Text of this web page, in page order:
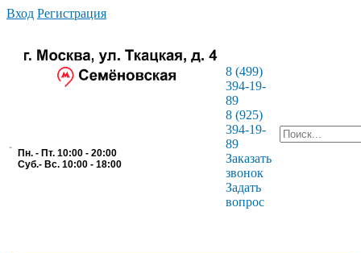
Вход Регистрация
Пн. - Пт. 10:00 - 20:00
Суб.- Вс. 10:00 - 18:00
8 (499)
394-19-
89
8 (925)
394-19-
89
Заказать
звонок
Задать
вопрос